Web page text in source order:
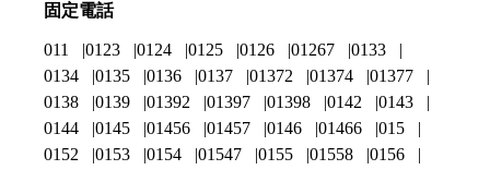
固定電話
011 0123 0124 0125 0126 01267
0133
0134
0135 0136 0137 01372 01374
01377
0138
0139 01392 01397 01398 0142
0143
0144
0145 01456 01457 0146 01466
015
0152
0153 0154 01547 0155 01558
0156